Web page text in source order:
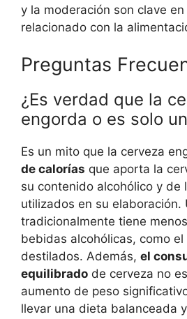
y la moderación son clave
relacionado con la
Preguntas
¿Es verdad que la
engorda o es solo
Es un mito que la cerveza
de calorías que aporta la
su contenido alcohólico y de
utilizados en su elaboración.
tradicionalmente tiene
bebidas alcohólicas, como
destilados. Además, el
equilibrado de cerveza no
aumento de peso
llevar una dieta balanceada